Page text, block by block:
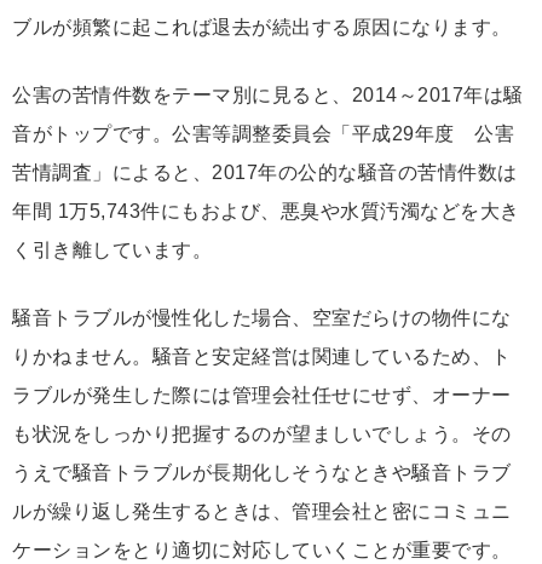
ブルが頻繁に起これば退去が続出する原因になります。
公害の苦情件数をテーマ別に見ると、2014～2017年は騒
音がトップです。公害等調整委員会「平成29年度 公害
苦情調査」によると、2017年の公的な騒音の苦情件数は
年間 1万5,743件にもおよび、悪臭や水質汚濁などを大き
く引き離しています。
騒音トラブルが慢性化した場合、空室だらけの物件にな
りかねません。騒音と安定経営は関連しているため、ト
ラブルが発生した際には管理会社任せにせず、オーナー
も状況をしっかり把握するのが望ましいでしょう。その
うえで騒音トラブルが長期化しそうなときや騒音トラブ
ルが繰り返し発生するときは、管理会社と密にコミュニ
ケーションをとり適切に対応していくことが重要です。